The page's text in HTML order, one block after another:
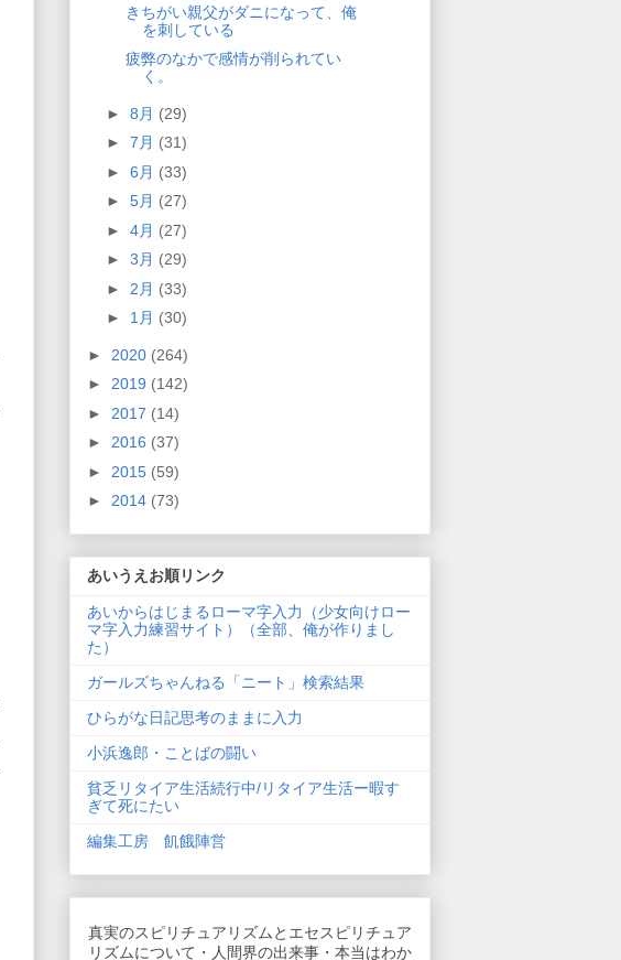
きちがい親父がダニになって、俺
を刺している
疲弊のなかで感情が削られてい
く。
► 8月 (29)
► 7月 (31)
► 6月 (33)
► 5月 (27)
► 4月 (27)
► 3月 (29)
► 2月 (33)
► 1月 (30)
► 2020 (264)
► 2019 (142)
► 2017 (14)
► 2016 (37)
► 2015 (59)
► 2014 (73)
あいうえお順リンク
あいからはじまるローマ字入力（少女向けロー
マ字入力練習サイト）（全部、俺が作りまし
た）
ガールズちゃんねる「ニート」検索結果
ひらがな日記思考のままに入力
小浜逸郎・ことばの闘い
貧乏リタイア生活続行中/リタイア生活ー暇す
ぎて死にたい
編集工房 飢餓陣営
真実のスピリチュアリズムとエセスピリチュア
リズムについて・人間界の出来事・本当はわか